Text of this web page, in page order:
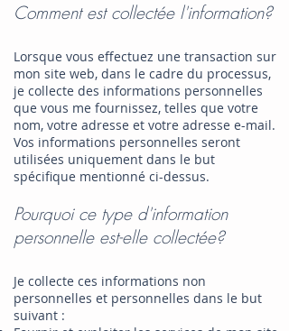
Comment est collectée l'information?
Lorsque vous effectuez une transaction sur
mon site web, dans le cadre du processus,
je collecte des informations personnelles
que vous me fournissez, telles que votre
nom, votre adresse et votre adresse e-mail.
Vos informations personnelles seront
utilisées uniquement dans le but
spécifique mentionné ci-dessus.
Pourquoi ce type d'information
personnelle est-elle collectée?
Je collecte ces informations non
personnelles et personnelles dans le but
suivant :